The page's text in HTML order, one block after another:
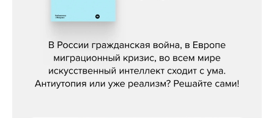
Константин Зарубин, «Наше сердце